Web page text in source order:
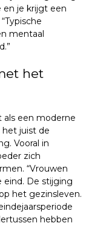
en je krijgt een
mentaal
het
als een moderne
juist de
Vooral in
zich
“Vrouwen
eind. De stijging
het gezinsleven.
hebben